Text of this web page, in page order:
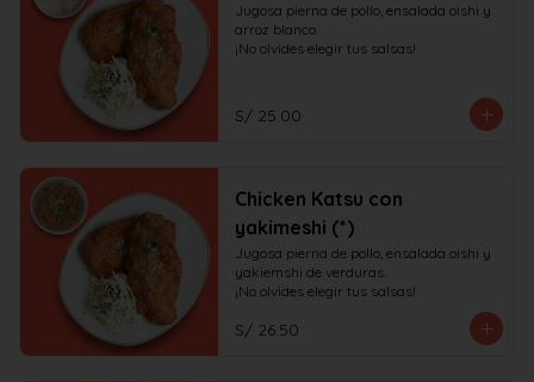
Jugosa pierna de pollo, ensalada oishi y
arroz blanco.
¡No olvides elegir tus salsas!
S/ 25.00
Chicken Katsu con
yakimeshi (*)
Jugosa pierna de pollo, ensalada oishi y
yakiemshi de verduras.
¡No olvides elegir tus salsas!
S/ 26.50